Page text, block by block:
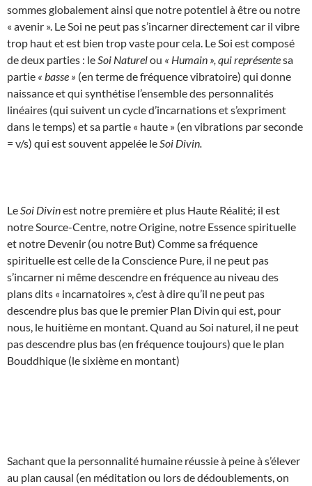
sommes globalement ainsi que notre potentiel à être ou notre
« avenir ». Le Soi ne peut pas s’incarner directement car il vibre
trop haut et est bien trop vaste pour cela. Le Soi est composé
de deux parties : le Soi Naturelou « Humain », qui représentesa
partie « basse » (en terme de fréquence vibratoire) qui donne
naissance et qui synthétise l’ensemble des personnalités
linéaires (qui suivent un cycle d’incarnations et s’expriment
dans le temps) et sa partie « haute » (en vibrations par seconde
= v/s) qui est souvent appelée le Soi Divin.
Le Soi Divinest notre première et plus Haute Réalité; il est
notre Source-Centre, notre Origine, notre Essence spirituelle
et notre Devenir (ou notre But) Comme sa fréquence
spirituelle est celle de la Conscience Pure, il ne peut pas
s’incarner ni même descendre en fréquence au niveau des
plans dits « incarnatoires », c’est à dire qu’il ne peut pas
descendre plus bas que le premier Plan Divin qui est, pour
nous, le huitième en montant. Quand au Soi naturel, il ne peut
pas descendre plus bas (en fréquence toujours) que le plan
Bouddhique (le sixième en montant)
Sachant que la personnalité humaine réussie à peine à s’élever
au plan causal (en méditation ou lors de dédoublements, on